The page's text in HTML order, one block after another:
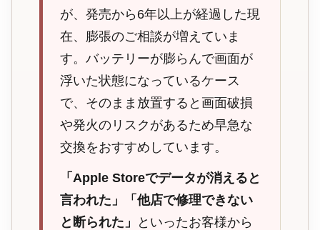
が、発売から6年以上が経過した現
在、膨張のご相談が増えていま
す。バッテリーが膨らんで画面が
浮いた状態になっているケース
で、そのまま放置すると画面破損
や発火のリスクがあるため早急な
交換をおすすめしています。
「Apple Storeでデータが消えると
言われた」「他店で修理できない
と断られた」
といったお客様から